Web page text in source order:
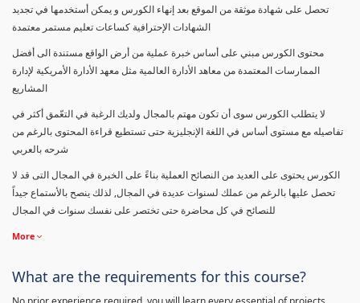
تحصل على شهادة موثقة من الموقع بعد إنهاء الكورس و يمكن أستخدمها في تجديد
الشهادات الإحترافية كساعات تعليم مستمر معتمدة
محتوى الكورس مبني على أساس خبرة عملية من أرض الواقع مستندة الى أفضل
الممارسات المعتمدة من معاهد الأدارة العالمية مثل معهد الأدارة الأمريكية لإدارة
المشاريع
لا يتطلب الكورس سوى أن تكون مهتم بالمجال ولديك الرغبة في التعّمق أكثر في
تفاصيله مع مستوى أساس في اللغة الإنجليزية حتى تستطيع قراءة المحتوى بالرغم من
شرحه بالعربي
الكورس يحتوى على العديد من النصائح العملية بناءً على الخبرة في المجال التى قد لا
تحصل عليها بالرغم من عملك لسنوات عديدة في المجال, لذلك ينصح بالأستماع جيداً
للنصائح في كل محاضرة حتى تختصر على نفسك سنوات في المجال
More
What are the requirements for this course?